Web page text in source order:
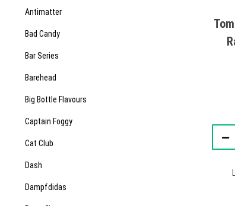
Antimatter
Bad Candy
Bar Series
Barehead
Big Bottle Flavours
Captain Foggy
Cat Club
Dash
Dampfdidas